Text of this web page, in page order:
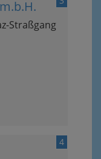
Straßgang
4